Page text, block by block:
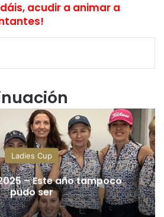
acudir a animar a
Ladies Cup
– Este año tampoco
pudo ser